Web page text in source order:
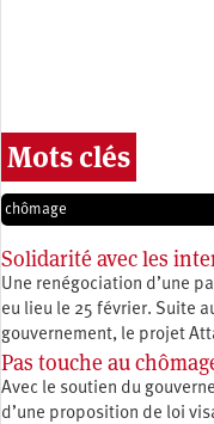
Mots clés
chômage
Solidarité avec les
Une renégociation d’une
eu lieu le 25 février. Suite
gouvernement, le projet
Pas touche au
Avec le soutien du
d’une proposition de loi